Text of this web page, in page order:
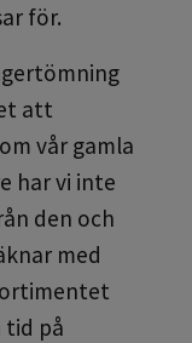
för.
att
vår gamla
har vi inte
den och
med
tid på